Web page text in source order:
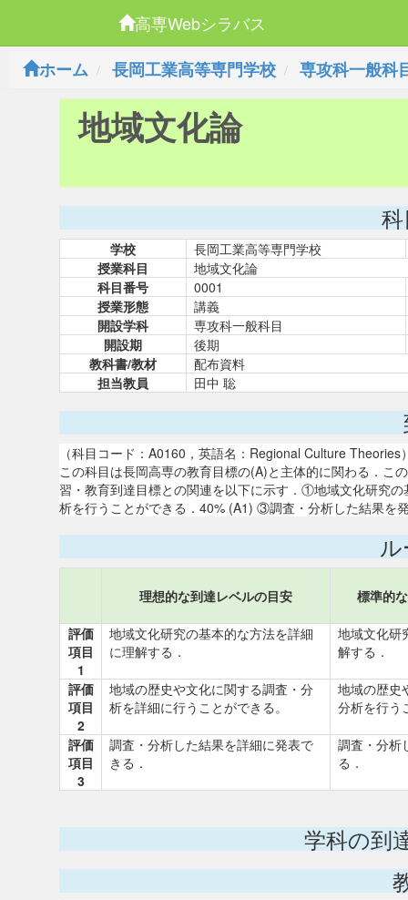
高専Webシラバス
ホーム
長岡工業高等専門学校 専攻科一般科
地域文化論
学校
長岡工業高等専門学校
授業科目
地域文化論
科目番号
0001
授業形態
講義
開設学科
専攻科一般科目
開設期
後期
教科書/教材
配布資料
担当教員
田中 聡
（科目コード：A0160，英語名：Regional Culture Theories
この科目は長岡高専の教育目標の(A)と主体的に関わる．こ
習・教育到達目標との関連を以下に示す．①地域文化研究
析を行うことができる．40% (A1) ③調査・分析した結果を
理想的な到達レベルの目安 標準的
評価
項目
1
地域文化研究の基本的な方法を詳細
に理解する．
地域文化研
解する．
評価
項目
2
地域の歴史や文化に関する調査・分
析を詳細に行うことができる。
地域の歴史
分析を行う
評価
項目
3
調査・分析した結果を詳細に発表で
きる．
調査・分析
る．
学科の到